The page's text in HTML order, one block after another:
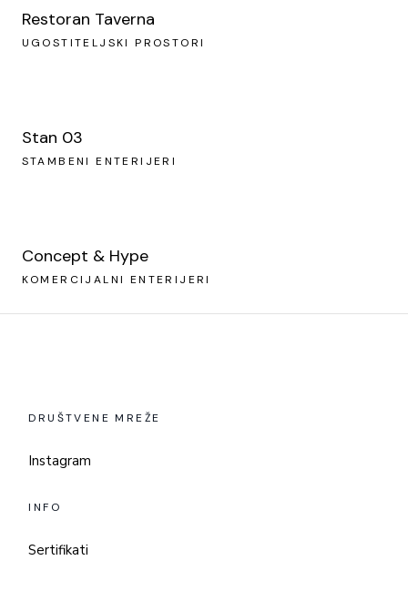
Restoran Taverna
UGOSTITELJSKI PROSTORI
Stan 03
STAMBENI ENTERIJERI
Concept & Hype
KOMERCIJALNI ENTERIJERI
DRUŠTVENE MREŽE
Instagram
INFO
Sertifikati